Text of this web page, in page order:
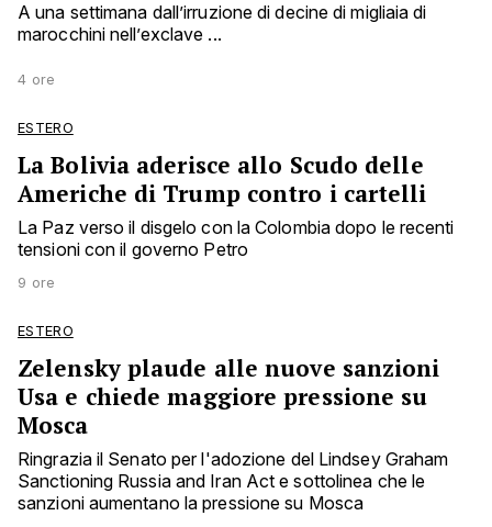
A una settimana dall’irruzione di decine di migliaia di
marocchini nell’exclave ...
4 ore
ESTERO
La Bolivia aderisce allo Scudo delle
Americhe di Trump contro i cartelli
La Paz verso il disgelo con la Colombia dopo le recenti
tensioni con il governo Petro
9 ore
ESTERO
Zelensky plaude alle nuove sanzioni
Usa e chiede maggiore pressione su
Mosca
Ringrazia il Senato per l'adozione del Lindsey Graham
Sanctioning Russia and Iran Act e sottolinea che le
sanzioni aumentano la pressione su Mosca